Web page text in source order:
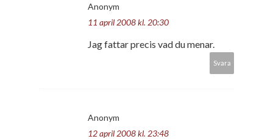
Anonym
11 april 2008 kl. 20:30
Jag fattar precis vad du menar.
Svara
Anonym
12 april 2008 kl. 23:48